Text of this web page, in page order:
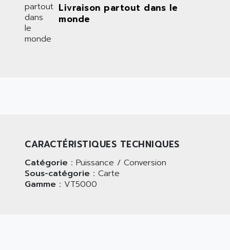
Livraison partout dans le
monde
CARACTÉRISTIQUES TECHNIQUES
Catégorie : Puissance / Conversion
Sous-catégorie : Carte
Gamme : VT5000